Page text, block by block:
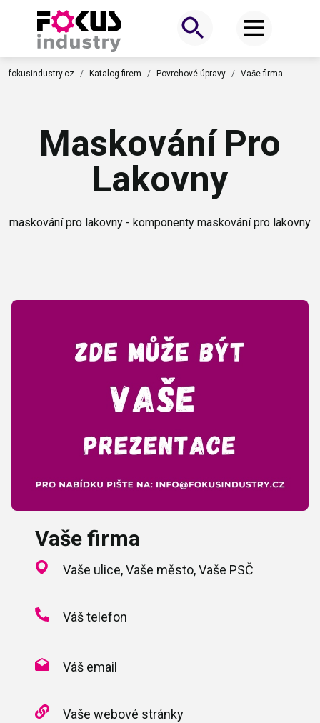
fokusindustry.cz Katalog firem Povrchové úpravy Vaše firma
Maskování Pro
Lakovny
maskování pro lakovny - komponenty maskování pro lakovny
Vaše firma
Vaše ulice, Vaše město, Vaše PSČ
Váš telefon
Váš email
Vaše webové stránky